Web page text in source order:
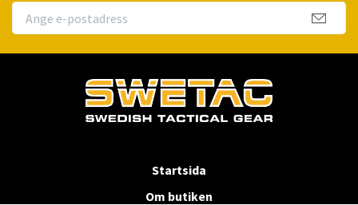
Startsida
Om butiken